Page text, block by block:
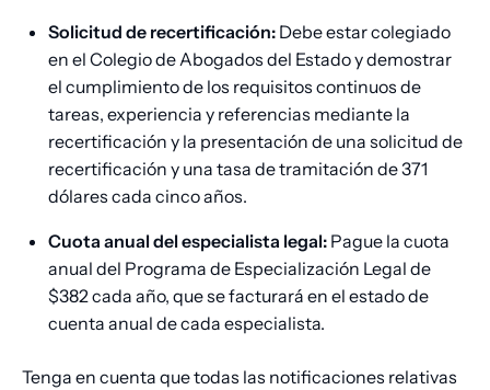
Solicitud de recertificación: Debe estar colegiado
en el Colegio de Abogados del Estado y demostrar
el cumplimiento de los requisitos continuos de
tareas, experiencia y referencias mediante la
recertificación y la presentación de una solicitud de
recertificación y una tasa de tramitación de 371
dólares cada cinco años.
Cuota anual del especialista legal: Pague la cuota
anual del Programa de Especialización Legal de
$382 cada año, que se facturará en el estado de
cuenta anual de cada especialista.
Tenga en cuenta que todas las notificaciones relativas